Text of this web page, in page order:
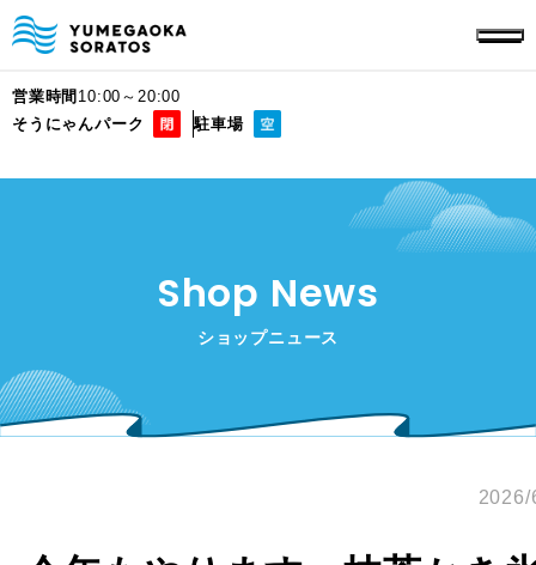
営業時間 10:00～20:00
そうにゃんパーク
駐車場
Shop News
ショップニュース
2026/